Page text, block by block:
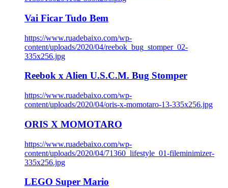
Vai Ficar Tudo Bem
https://www.ruadebaixo.com/wp-
content/uploads/2020/04/reebok_bug_stomper_02-
335x256.jpg
Reebok x Alien U.S.C.M. Bug Stomper
https://www.ruadebaixo.com/wp-
content/uploads/2020/04/oris-x-momotaro-13-335x256.jpg
ORIS X MOMOTARO
https://www.ruadebaixo.com/wp-
content/uploads/2020/04/71360_lifestyle_01-fileminimizer-
335x256.jpg
LEGO Super Mario